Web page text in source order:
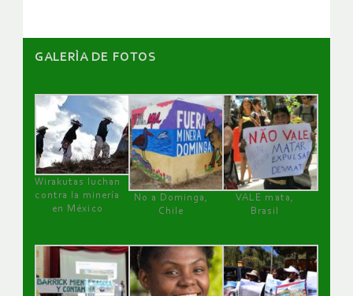
GALERÌA DE FOTOS
Wirakutas luchan
contra la minería
en México
No a Dominga,
Chile
VALE mata,
Brasil